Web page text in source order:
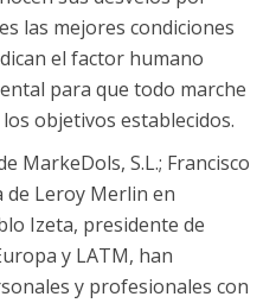
las mejores condiciones
el factor humano
para que todo marche
objetivos establecidos.
MarkeDols, S.L.; Francisco
de Leroy Merlin en
Izeta, presidente de
y LATM, han
y profesionales con